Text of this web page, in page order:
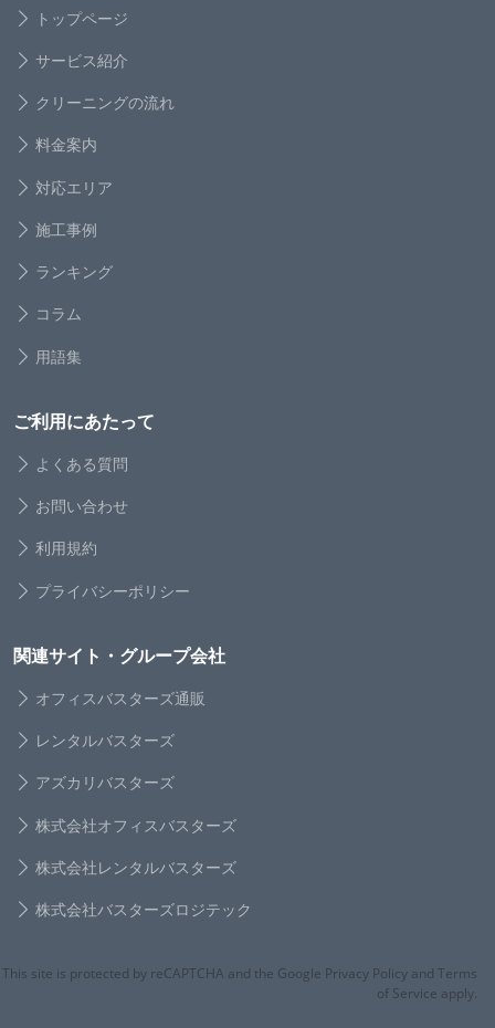
トップページ
サービス紹介
クリーニングの流れ
料金案内
対応エリア
施工事例
ランキング
コラム
用語集
ご利用にあたって
よくある質問
お問い合わせ
利用規約
プライバシーポリシー
関連サイト・グループ会社
オフィスバスターズ通販
レンタルバスターズ
アズカリバスターズ
株式会社オフィスバスターズ
株式会社レンタルバスターズ
株式会社バスターズロジテック
This site is protected by reCAPTCHA and the Google Privacy Policy and Terms
of Service apply.